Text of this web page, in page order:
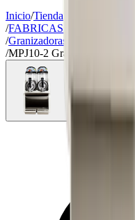
Inicio/Tienda
/FABRICAS DE HIELO,
/Granizadoras
/MPJ10-2 Granizadora